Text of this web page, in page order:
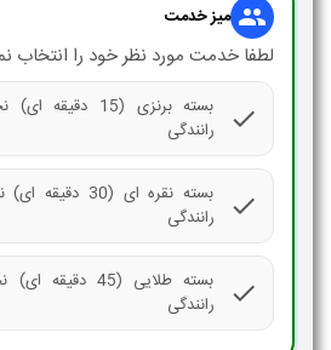
group میز خدمت
لطفا خدمت مورد نظر خود را انتخاب
check
بسته برنزی (15
رانندگی
check
بسته نقره ای
رانندگی
check
بسته طلایی (45
رانندگی